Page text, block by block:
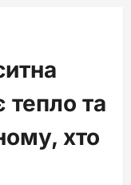
тепло та
хто